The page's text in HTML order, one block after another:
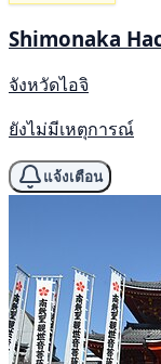
Shimonaka
จังหวัดไอจิ
ยังไม่มีเหตุการณ์
แจ้งเตือน